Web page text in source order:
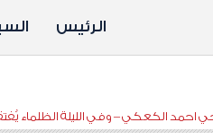
الرئيس
احمد الكعكي – وفي الليلة الظلماء يُفتقدُ